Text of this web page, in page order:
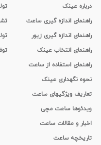
درباره عینک
راهنمای اندازه گیری ساعت
راهنمای اندازه گیری زیور
راهنمای انتخاب عینک
راهنمای استفاده از ساعت
نحوه نگهداری عینک
تعاریف ویژگیهای ساعت
ویدئوها ساعت مچی
اخبار و مقالات ساعت
تاریخچه ساعت